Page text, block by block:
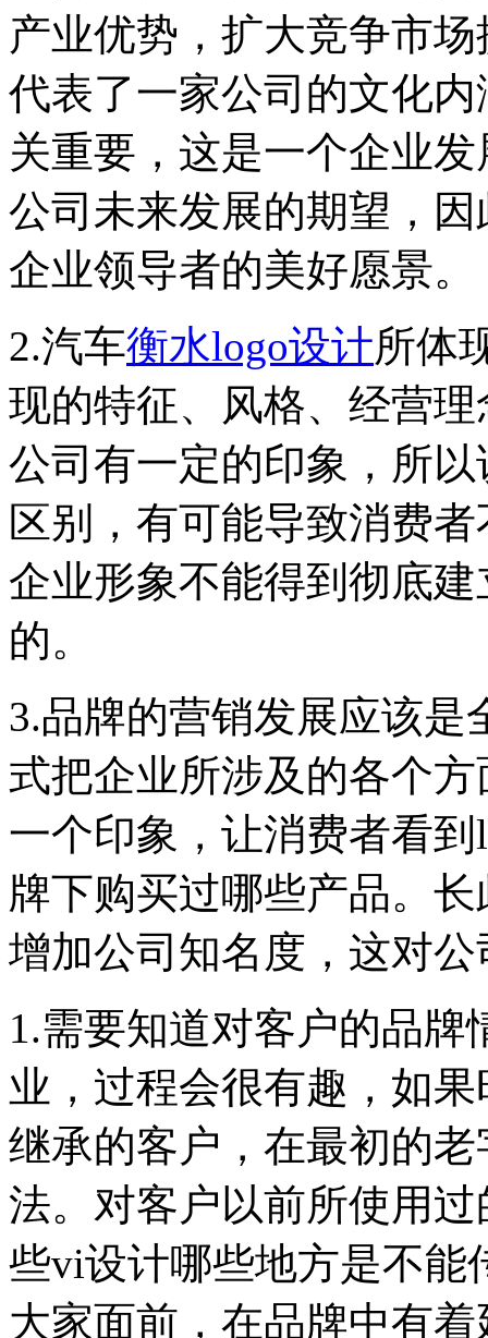
产业优势，扩大竞争市
代表了一家公司的文化
关重要，这是一个企业
公司未来发展的期望，
企业领导者的美好愿景。
2.汽车衡水logo设计所体
现的特征、风格、经营
公司有一定的印象，所
区别，有可能导致消费
企业形象不能得到彻底
的。
3.品牌的营销发展应该
式把企业所涉及的各个
一个印象，让消费者看
牌下购买过哪些产品。
增加公司知名度，这对
1.需要知道对客户的品
业，过程会很有趣，如
继承的客户，在最初的
法。对客户以前所使用
些vi设计哪些地方是不能
大家面前，在品牌中有